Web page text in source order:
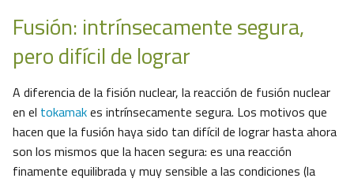
Fusión: intrínsecamente segura,
pero difícil de lograr
A diferencia de la fisión nuclear, la reacción de fusión nuclear
en el tokamakes intrínsecamente segura. Los motivos que
hacen que la fusión haya sido tan difícil de lograr hasta ahora
son los mismos que la hacen segura: es una reacción
finamente equilibrada y muy sensible a las condiciones (la